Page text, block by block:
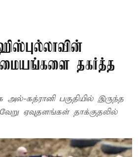
மையங்களை தகர்த்த
கத்ரானி பகுதியில் இருந்த
ஏவுதளங்கள் தாக்குதலில்